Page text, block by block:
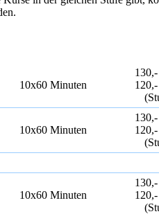
10x60 Minuten
10x60 Minuten
10x60 Minuten